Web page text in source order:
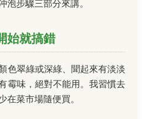
泡步驟三部分來講。
始就搞錯
色翠綠或深綠、聞起來有淡淡
霉味，絕對不能用。我習慣去
在菜市場隨便買。